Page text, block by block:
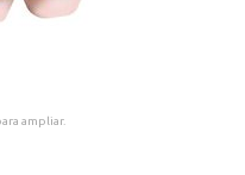
ampliar.